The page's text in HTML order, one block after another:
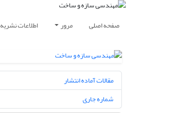
صفحه اصلی مرور اطلاعات نشریه
مقالات آماده انتشار
شماره جاری